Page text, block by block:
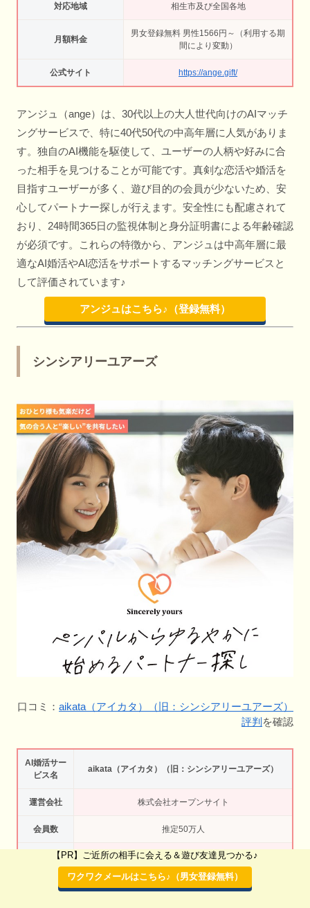
対応地域 相生市及び全国各地
月額料金
男女登録無料 男性1566円～（利用する期
間により変動）
公式サイト https://ange.gift/
アンジュ（ange）は、30代以上の大人世代向けのAIマッチ
ングサービスで、特に40代50代の中高年層に人気がありま
す。独自のAI機能を駆使して、ユーザーの人柄や好みに合
った相手を見つけることが可能です。真剣な恋活や婚活を
目指すユーザーが多く、遊び目的の会員が少ないため、安
心してパートナー探しが行えます。安全性にも配慮されて
おり、24時間365日の監視体制と身分証明書による年齢確認
が必須です。これらの特徴から、アンジュは中高年層に最
適なAI婚活やAI恋活をサポートするマッチングサービスと
して評価されています♪
アンジュはこちら♪（登録無料）
シンシアリーユアーズ
口コミ： aikata（アイカタ）（旧：シンシアリーユアーズ）
評判 を確認
AI婚活サー
ビス名
aikata（アイカタ）（旧：シンシアリーユアーズ）
運営会社 株式会社オープンサイト
会員数 推定50万人
ジャンル AI恋活・AI婚活アプリ・マッチングアプリ
30代男女・40代男女・50代男女・60代男女
【PR】ご近所の相手に会える＆遊び友達見つかる♪
ワクワクメールはこちら♪（男女登録無料）